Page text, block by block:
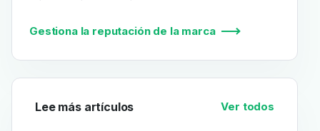
Gestiona la reputación de la marca
Lee más artículos Ver todos